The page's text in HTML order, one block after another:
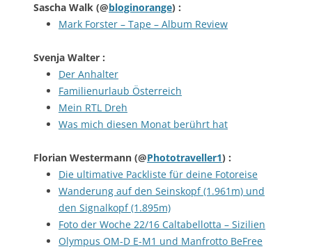
Sascha Walk (@bloginorange) :
Mark Forster – Tape – Album Review
Svenja Walter :
Der Anhalter
Familienurlaub Österreich
Mein RTL Dreh
Was mich diesen Monat berührt hat
Florian Westermann (@Phototraveller1) :
Die ultimative Packliste für deine Fotoreise
Wanderung auf den Seinskopf (1.961m) und
den Signalkopf (1.895m)
Foto der Woche 22/16 Caltabellotta – Sizilien
Olympus OM-D E-M1 und Manfrotto BeFree